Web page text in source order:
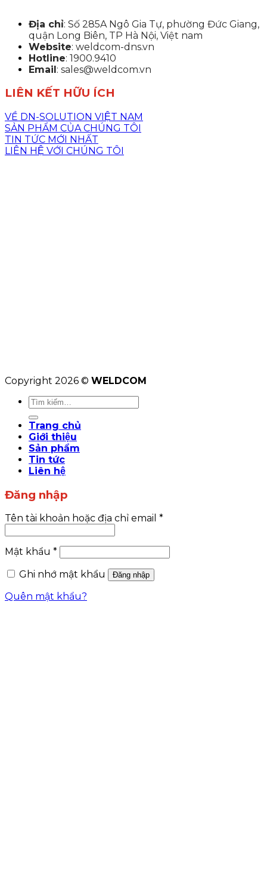
Địa chỉ: Số 285A Ngô Gia Tự, phường Đức Giang,
quận Long Biên, TP Hà Nội, Việt nam
Website: weldcom-dns.vn
Hotline: 1900.9410
Email: sales@weldcom.vn
LIÊN KẾT HỮU ÍCH
VỀ DN-SOLUTION VIỆT NAM
SẢN PHẨM CỦA CHÚNG TÔI
TIN TỨC MỚI NHẤT
LIÊN HỆ VỚI CHÚNG TÔI
Copyright 2026 © WELDCOM
Tìm
kiếm:
Trang chủ
Giới thiệu
Sản phẩm
Tin tức
Liên hệ
Đăng nhập
Tên tài khoản hoặc địa chỉ email *
Mật khẩu *
Ghi nhớ mật khẩu
Đăng nhập
Quên mật khẩu?